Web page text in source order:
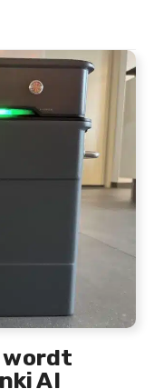
wordt
AI